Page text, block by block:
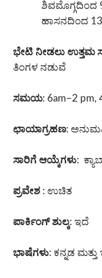
ಶಿವಮೊಗ್ಗದಿಂದ
ಹಾಸನದಿಂದ
ಭೇಟಿ ನೀಡಲು
ತಿಂಗಳ ನಡುವೆ
ಸಮಯ: 6am–2 pm,
ಛಾಯಾಗ್ರಹಣ:
ಸಾರಿಗೆ ಆಯ್ಕೆಗಳು:
ಪ್ರವೇಶ : ಉಚಿತ
ಪಾರ್ಕಿಂಗ್ ಶುಲ್ಕ: ಇದೆ
ಭಾಷೆಗಳು: ಕನ್ನಡ